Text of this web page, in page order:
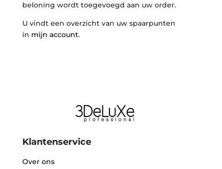
beloning wordt toegevoegd aan uw order.
U vindt een overzicht van uw spaarpunten
in mijn account.
Klantenservice
Over ons